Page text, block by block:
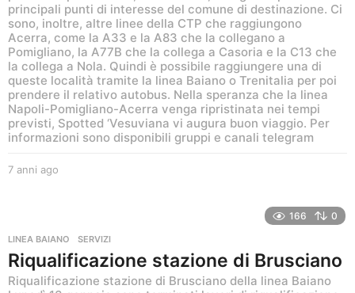
principali punti di interesse del comune di destinazione. Ci
sono, inoltre, altre linee della CTP che raggiungono
Acerra, come la A33 e la A83 che la collegano a
Pomigliano, la A77B che la collega a Casoria e la C13 che
la collega a Nola. Quindi è possibile raggiungere una di
queste località tramite la linea Baiano o Trenitalia per poi
prendere il relativo autobus. Nella speranza che la linea
Napoli-Pomigliano-Acerra venga ripristinata nei tempi
previsti, Spotted ‘Vesuviana vi augura buon viaggio. Per
informazioni sono disponibili gruppi e canali telegram
7 anni ago
a
g
166 0
LINEA BAIANO ,SERVIZI
Riqualificazione stazione di Brusciano
Riqualificazione stazione di Brusciano della linea Baiano